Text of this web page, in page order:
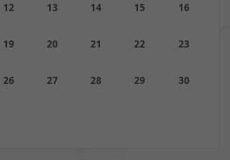
12 13 14 15 16
19 20 21 22 23
26 27 28 29 30